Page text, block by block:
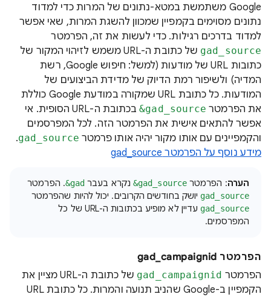
‫Google משתמשת במטא-נתונים של המרות כדי למדוד
נתונים מסוימים בקמפיין שמכוון להשגת המרות, שאי אפשר
למדוד בדרכים רגילות. כדי לעשות את זה, הפרמטר
gad_source
של כתובת ה-URL משמש לזיהוי המקור של
כתובות URL של מודעות (למשל: חיפוש Google, רשת
המדיה) ולשיפור רמת הדיוק של מדידת הביצועים של
המודעות. כל כתובת URL שמקורה במודעת Google כוללת
את הפרמטר ‎&gad_source
בכתובת ה-URL הסופית. אי
אפשר להתאים אישית את הפרמטר הזה. לכל המפרסמים
והקמפיינים עם אותו מקור יהיה אותו פרמטר gad_source
.
מידע נוסף על הפרמטר gad_source
הערה: הפרמטר‎&gad_sourceנקרא בעבר ‎&gad. הפרמטר
gad_source יושק בחודשים הקרובים. יכול להיות שהפרמטר
gad_source
עדיין לא מופיע בכתובות ה-URL של כל
המפרסמים.
הפרמטר gad_campaignid
הפרמטר gad_campaignid
של כתובת ה-URL מציין את
הקמפיין ב-Google שהניב תנועה והמרות. כל כתובת URL